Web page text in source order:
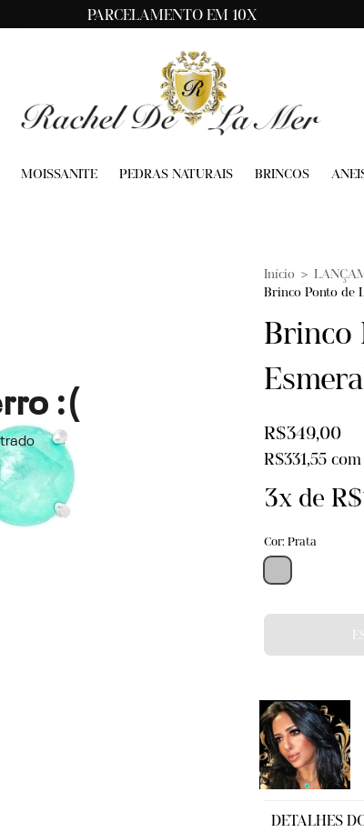
PARCELAMENTO EM 10X
MOISSANITE PEDRAS NATURAIS BRINCOS
Início >
Brinco Ponto de
Brinco
R$349,00
R$331,55com
3x de
Cor: Prata
DETALHES